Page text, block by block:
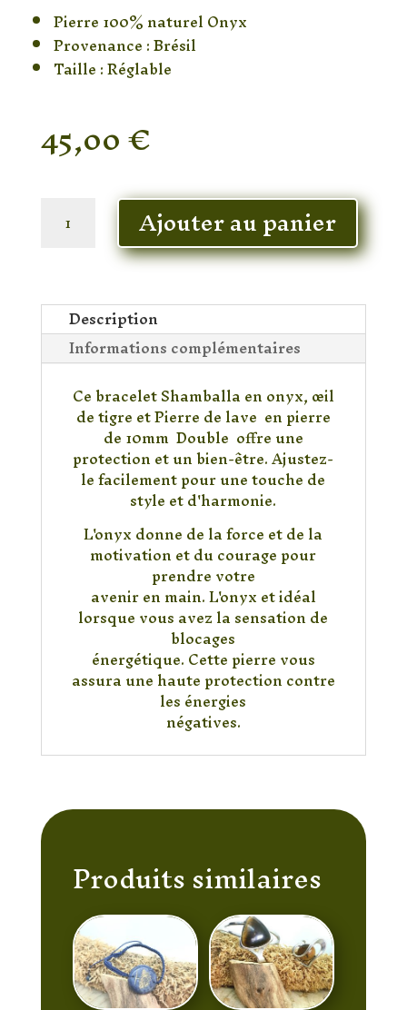
Pierre 100% naturel Onyx
Provenance : Brésil
Taille : Réglable
45,00€
Oeil
de
Tigre
&
Hématite
Double
Ajouter au panier
Description
Informations complémentaires
Ce bracelet Shamballa en onyx, œil
de tigre et Pierre de lave en pierre
de 10mm Double offre une
protection et un bien-être. Ajustez-
le facilement pour une touche de
style et d'harmonie.
L'onyx donne de la force et de la
motivation et du courage pour
prendre votre
avenir en main. L'onyx et idéal
lorsque vous avez la sensation de
blocages
énergétique. Cette pierre vous
assura une haute protection contre
les énergies
négatives.
Produits similaires